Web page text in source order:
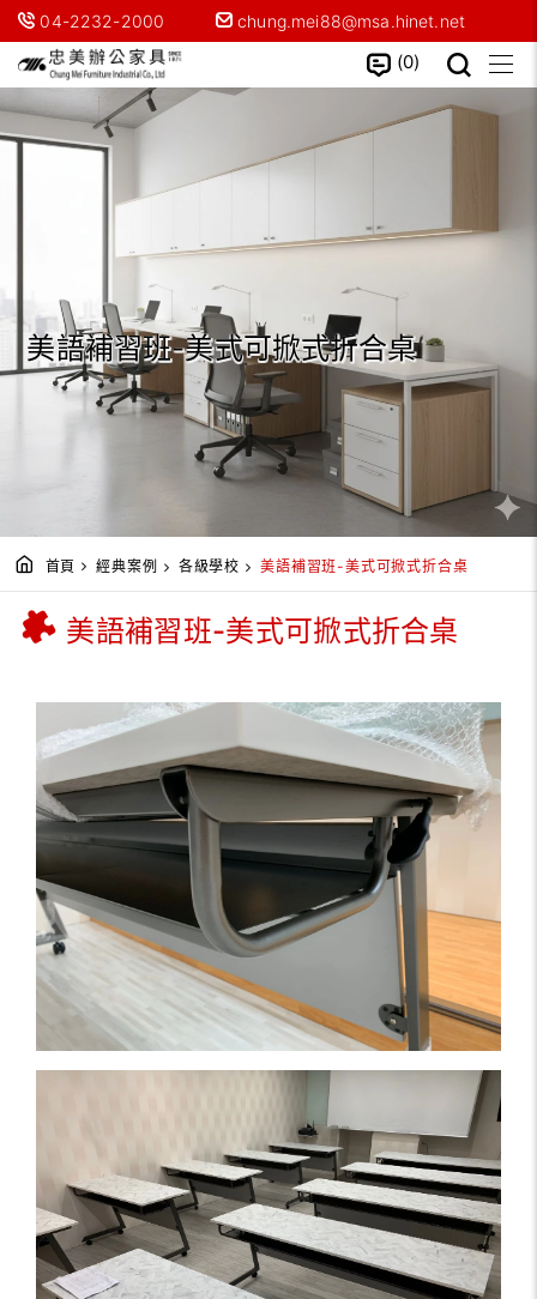
04-2232-2000 chung.mei88@msa.hinet.net
0
美語補習班-美式可掀式折合桌
首頁 經典案例 各級學校 美語補習班-美式可掀式折合桌
美語補習班-美式可掀式折合桌